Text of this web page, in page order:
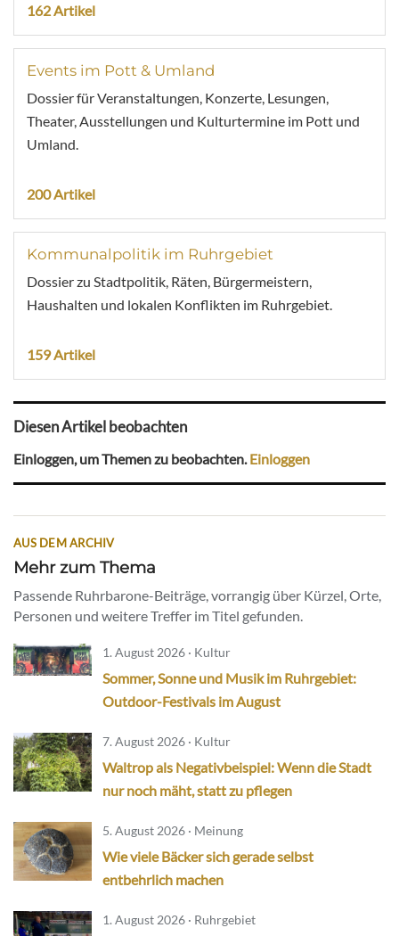
162 Artikel
Events im Pott & Umland
Dossier für Veranstaltungen, Konzerte, Lesungen,
Theater, Ausstellungen und Kulturtermine im Pott und
Umland.
200 Artikel
Kommunalpolitik im Ruhrgebiet
Dossier zu Stadtpolitik, Räten, Bürgermeistern,
Haushalten und lokalen Konflikten im Ruhrgebiet.
159 Artikel
Diesen Artikel beobachten
Einloggen, um Themen zu beobachten. Einloggen
AUS DEM ARCHIV
Mehr zum Thema
Passende Ruhrbarone-Beiträge, vorrangig über Kürzel, Orte,
Personen und weitere Treffer im Titel gefunden.
1. August 2026 · Kultur
Sommer, Sonne und Musik im Ruhrgebiet:
Outdoor-Festivals im August
7. August 2026 · Kultur
Waltrop als Negativbeispiel: Wenn die Stadt
nur noch mäht, statt zu pflegen
5. August 2026 · Meinung
Wie viele Bäcker sich gerade selbst
entbehrlich machen
1. August 2026 · Ruhrgebiet